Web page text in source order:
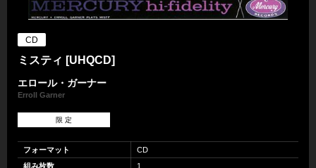
CD
ミスティ [UHQCD]
エロール・ガーナー
Erroll Garner
限 定
フォーマット
CD
組み枚数
1